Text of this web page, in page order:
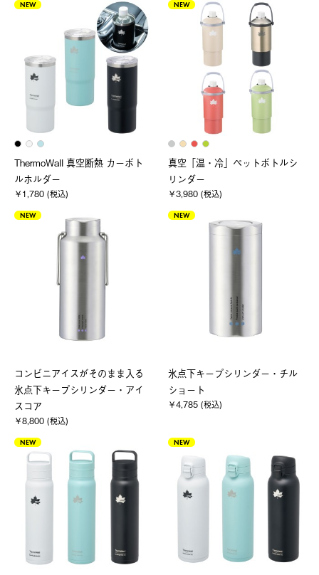
NEW
ThermoWall 真空断熱 カーボト
ルホルダー
￥1,780 (税込)
NEW
真空「温・冷」ペットボトルシ
リンダー
￥3,980 (税込)
NEW
コンビニアイスがそのまま入る
氷点下キープシリンダー・アイ
スコア
￥8,800 (税込)
NEW
氷点下キープシリンダー・チル
ショート
￥4,785 (税込)
NEW NEW